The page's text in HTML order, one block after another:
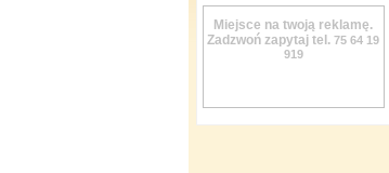
Miejsce na twoją reklamę.
Zadzwoń zapytaj tel. 75 64 19
919